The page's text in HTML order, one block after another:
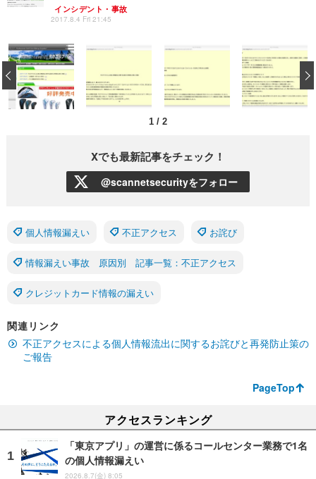
インシデント・事故
2017.8.4 Fri 21:45
1 / 2
‹
Xでも最新記事をチェック！
@scannetsecurityをフォロー
個人情報漏えい 不正アクセス お詫び
情報漏えい事故 原因別 記事一覧：不正アクセス
クレジットカード情報の漏えい
関連リンク
不正アクセスによる個人情報流出に関するお詫びと再発防止策の
ご報告
PageTop
アクセスランキング
「東京アプリ」の運営に係るコールセンター業務で1名
の個人情報漏えい
2026.8.7(金) 8:05